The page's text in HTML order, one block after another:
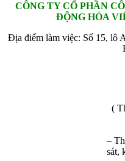
CÔNG TY CỔ PHẦN
ĐỘNG HÓA
Địa điểm làm việc: Số 15, lô
(
–
sát,